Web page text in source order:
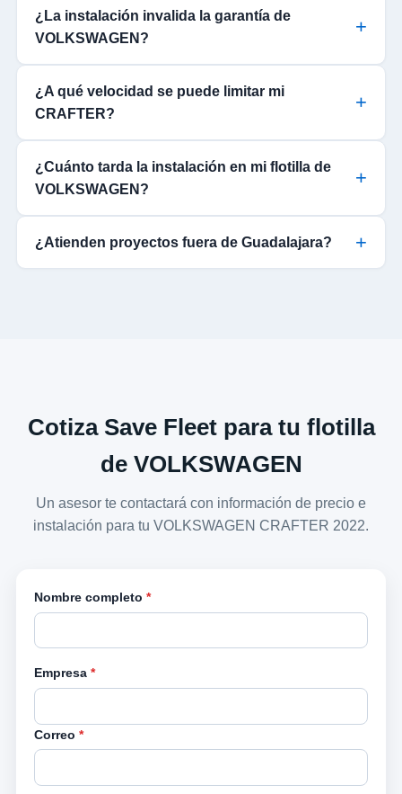
¿La instalación invalida la garantía de
VOLKSWAGEN?
¿A qué velocidad se puede limitar mi
CRAFTER?
¿Cuánto tarda la instalación en mi flotilla de
VOLKSWAGEN?
¿Atienden proyectos fuera de Guadalajara?
Cotiza Save Fleet para tu flotilla
de VOLKSWAGEN
Un asesor te contactará con información de precio e
instalación para tu VOLKSWAGEN CRAFTER 2022.
Nombre completo *
Empresa *
Correo *